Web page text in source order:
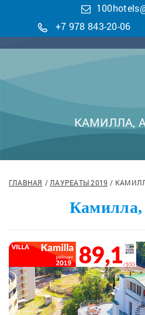
+7 978 843-20-06
КАМИЛЛА,
ГЛАВНАЯ ЛАУРЕАТЫ 2019
Камилла,